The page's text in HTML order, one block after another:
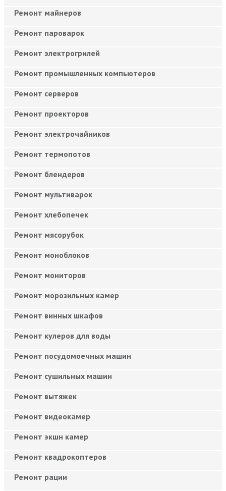
Ремонт майнеров
Ремонт пароварок
Ремонт электрогрилей
Ремонт промышленных компьютеров
Ремонт серверов
Ремонт проекторов
Ремонт электрочайников
Ремонт термопотов
Ремонт блендеров
Ремонт мультиварок
Ремонт хлебопечек
Ремонт мясорубок
Ремонт моноблоков
Ремонт мониторов
Ремонт морозильных камер
Ремонт винных шкафов
Ремонт кулеров для воды
Ремонт посудомоечных машин
Ремонт сушильных машин
Ремонт вытяжек
Ремонт видеокамер
Ремонт экшн камер
Ремонт квадрокоптеров
Ремонт рации